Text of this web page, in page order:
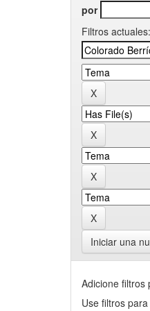
por
Filtros actuales:
Iniciar una
Adicione filtros
Use filtros